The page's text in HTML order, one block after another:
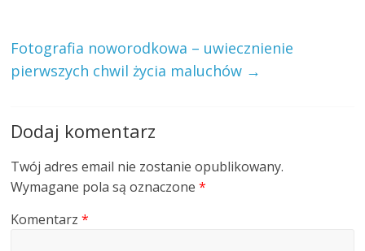
Fotografia noworodkowa – uwiecznienie
pierwszych chwil życia maluchów →
Dodaj komentarz
Twój adres email nie zostanie opublikowany.
Wymagane pola są oznaczone*
Komentarz*